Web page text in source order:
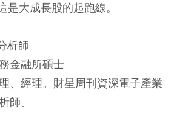
是大成長股的起跑線。
析師
金融所碩士
、經理。財星周刊資深電子產業
師。